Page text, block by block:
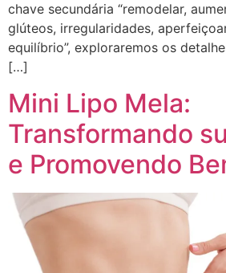
chave secundária “remodelar,
glúteos, irregularidades,
equilíbrio”, exploraremos os
[…]
Mini Lipo Mela:
Transformando
e Promovendo